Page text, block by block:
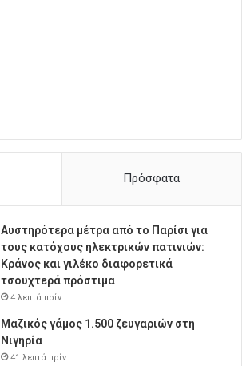
Πρόσφατα
Αυστηρότερα μέτρα από το Παρίσι για
τους κατόχους ηλεκτρικών πατινιών:
Κράνος και γιλέκο διαφορετικά
τσουχτερά πρόστιμα
4 λεπτά πρίν
Μαζικός γάμος 1.500 ζευγαριών στη
Νιγηρία
41 λεπτά πρίν